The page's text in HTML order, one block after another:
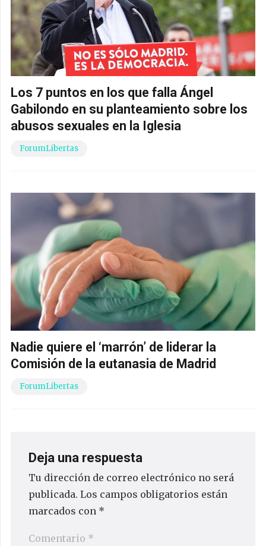
Los 7 puntos en los que falla Ángel
Gabilondo en su planteamiento sobre los
abusos sexuales en la Iglesia
ForumLibertas
Nadie quiere el ‘marrón’ de liderar la
Comisión de la eutanasia de Madrid
ForumLibertas
Deja una respuesta
Tu dirección de correo electrónico no será
publicada. Los campos obligatorios están
marcados con *